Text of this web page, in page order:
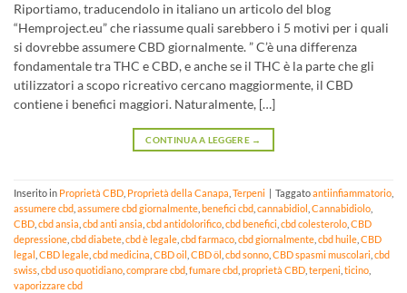
Riportiamo, traducendolo in italiano un articolo del blog
“Hemproject.eu” che riassume quali sarebbero i 5 motivi per i quali
si dovrebbe assumere CBD giornalmente. ” C’è una differenza
fondamentale tra THC e CBD, e anche se il THC è la parte che gli
utilizzatori a scopo ricreativo cercano maggiormente, il CBD
contiene i benefici maggiori. Naturalmente, […]
CONTINUA A LEGGERE →
Inserito in Proprietà CBD Proprietà della Canapa Terpeni Taggatoantiinfiammatorio
assumere cbd assumere cbd giornalmente benefici cbd cannabidiol Cannabidiolo
CBD cbd ansia cbd anti ansia cbd antidolorifico cbd benefici cbd colesterolo CBD
depressione cbd diabete cbd è legale cbd farmaco cbd giornalmente cbd huile CBD
legal
CBD legale cbd medicina CBD oil CBD öl cbd sonno CBD spasmi muscolari cbd
swiss cbd uso quotidiano comprare cbd fumare cbd proprietà CBD terpeni ticino
vaporizzare cbd